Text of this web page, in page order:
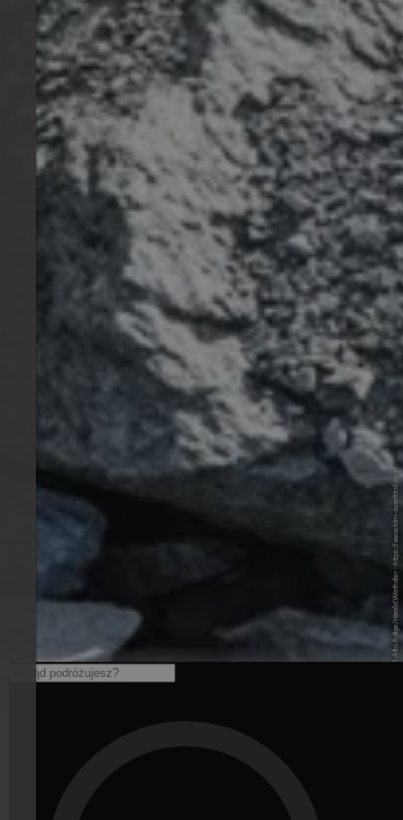
© IDM Südtirol-Alto Adige/Harald Wisthaler - https://www.idm-suedtirol.com/